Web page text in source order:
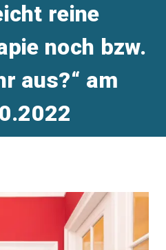
reine
noch bzw.
aus?“ am